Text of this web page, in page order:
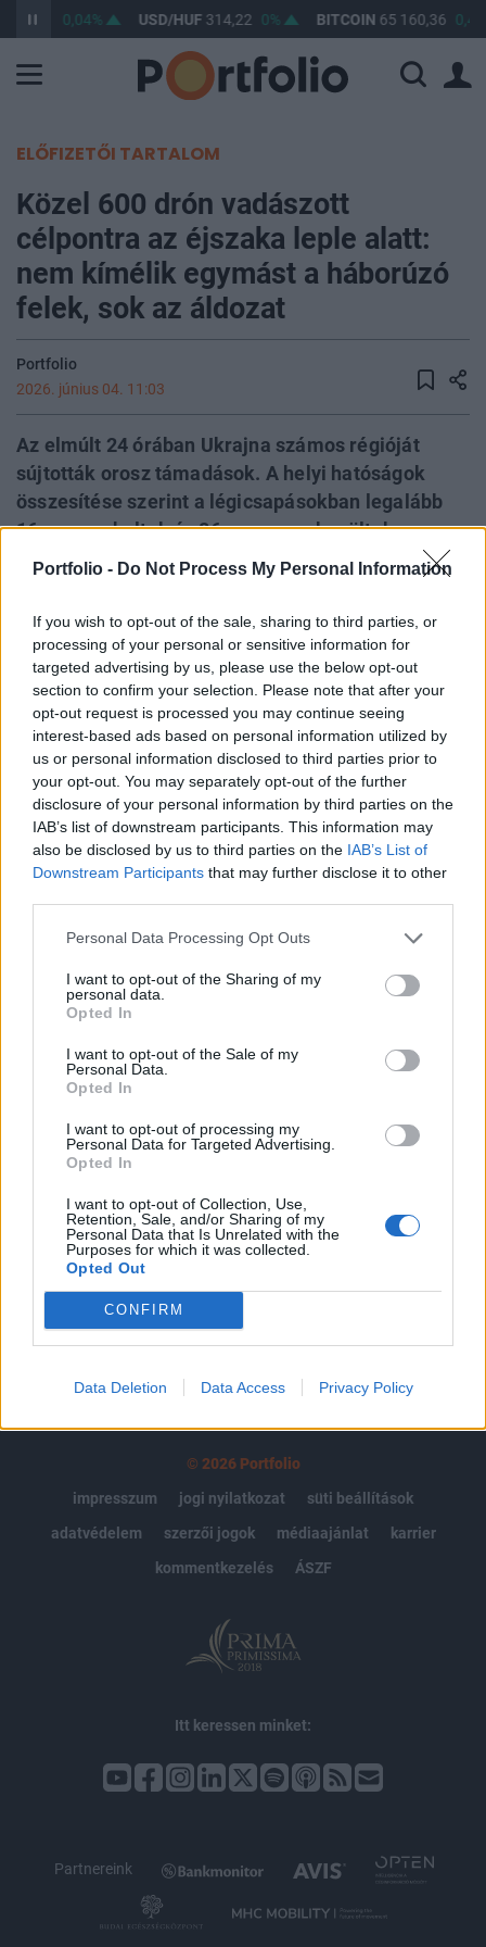
Portfolio - Do Not Process My Personal Information
If you wish to opt-out of the sale, sharing to third parties, or
processing of your personal or sensitive information for
targeted advertising by us, please use the below opt-out
section to confirm your selection. Please note that after your
opt-out request is processed you may continue seeing
interest-based ads based on personal information utilized by
us or personal information disclosed to third parties prior to
your opt-out. You may separately opt-out of the further
disclosure of your personal information by third parties on the
IAB’s list of downstream participants. This information may
also be disclosed by us to third parties on the IAB’s List of
Downstream Participants that may further disclose it to other
Personal Data Processing Opt Outs
I want to opt-out of the Sharing of my
personal data.
Opted In
I want to opt-out of the Sale of my
Personal Data.
Opted In
I want to opt-out of processing my
Personal Data for Targeted Advertising.
Opted In
I want to opt-out of Collection, Use,
Retention, Sale, and/or Sharing of my
Personal Data that Is Unrelated with the
Purposes for which it was collected.
Opted Out
CONFIRM
Data Deletion Data Access Privacy Policy
363,31 0,04% USD/HUF 314,22 0% BITCOIN 65 160,36
ELŐFIZETŐI TARTALOM
Közel 600 drón vadászott
célpontra az éjszaka leple alatt:
nem kímélik egymást a háborúzó
felek, sok az áldozat
Portfolio
2026. június 04. 11:03
Az elmúlt 24 órában Ukrajna számos régióját
sújtották orosz támadások. A helyi hatóságok
összesítése szerint a légicsapásokban legalább
16-an meghaltak és 86-an megsebesültek, a
legtöbb civil áldozatról Herszon megyéből
közben továbbra is tűz alatt tartja a
benzinhiánnyal küzdő Krímet, Szimferopolban
hárman meghaltak.
Herszon megyében összesen 53 települést ért tüzérségi
támadás június 4-én. Olekszandr Prokudin kormányzó
tájékoztatása szerint hat ember életét vesztette,
huszonhatan pedig megsebesültek, köztük egy gyermek. A
Dnyeper partján fekvő megyeszékhelyet, Herszont –
amellyel szemben, a folyó túloldalán orosz ellenőrzésű
területek húzódnak – különösen súlyos csapások...
KEDVES OLVASÓNK!
A keresett cikk a portfolio.hu hírarchívumához
tartozik, melynek olvasása előfizetéses
Az előfizetés a következőket tartalmazza:
Kötéslisták: BÉT elmúlt 2 év napon belüli
kötéslistái
Előfizetés
MÁR ELŐFIZETŐNK VAGY?BEJELENTKEZÉS
© 2026 Portfolio
impresszum
jogi nyilatkozat
süti beállítások
adatvédelem
szerzői jogok médiaajánlat
karrier
kommentkezelés
ÁSZF
Itt keressen minket:
Partnereink